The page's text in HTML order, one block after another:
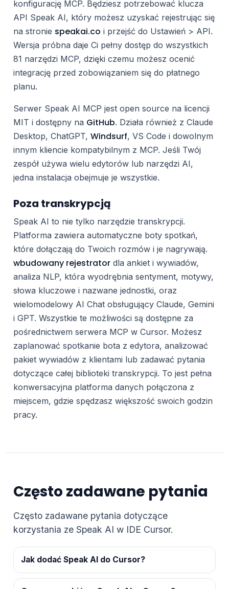
konfigurację MCP. Będziesz potrzebować klucza
API Speak AI, który możesz uzyskać rejestrując się
na stronie speakai.co i przejść do Ustawień > API.
Wersja próbna daje Ci pełny dostęp do wszystkich
81 narzędzi MCP, dzięki czemu możesz ocenić
integrację przed zobowiązaniem się do płatnego
planu.
Serwer Speak AI MCP jest open source na licencji
MIT i dostępny na GitHub. Działa również z Claude
Desktop, ChatGPT, Windsurf, VS Code i dowolnym
innym kliencie kompatybilnym z MCP. Jeśli Twój
zespół używa wielu edytorów lub narzędzi AI,
jedna instalacja obejmuje je wszystkie.
Poza transkrypcją
Speak AI to nie tylko narzędzie transkrypcji.
Platforma zawiera automatyczne boty spotkań,
które dołączają do Twoich rozmów i je nagrywają.
wbudowany rejestrator dla ankiet i wywiadów,
analiza NLP, która wyodrębnia sentyment, motywy,
słowa kluczowe i nazwane jednostki, oraz
wielomodelowy AI Chat obsługujący Claude, Gemini
i GPT. Wszystkie te możliwości są dostępne za
pośrednictwem serwera MCP w Cursor. Możesz
zaplanować spotkanie bota z edytora, analizować
pakiet wywiadów z klientami lub zadawać pytania
dotyczące całej biblioteki transkrypcji. To jest pełna
konwersacyjna platforma danych połączona z
miejscem, gdzie spędzasz większość swoich godzin
pracy.
Często zadawane pytania
Często zadawane pytania dotyczące
korzystania ze Speak AI w IDE Cursor.
Jak dodać Speak AI do Cursor?